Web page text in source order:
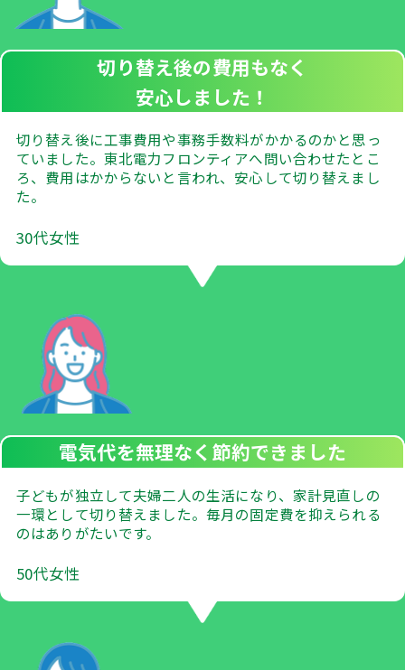
切り替え後の費用もなく
安心しました！
切り替え後に工事費用や事務手数料がかかるのかと思っ
ていました。東北電力フロンティアへ問い合わせたとこ
ろ、費用はかからないと言われ、安心して切り替えまし
た。
30代女性
電気代を無理なく節約できました
子どもが独立して夫婦二人の生活になり、家計見直しの
一環として切り替えました。毎月の固定費を抑えられる
のはありがたいです。
50代女性